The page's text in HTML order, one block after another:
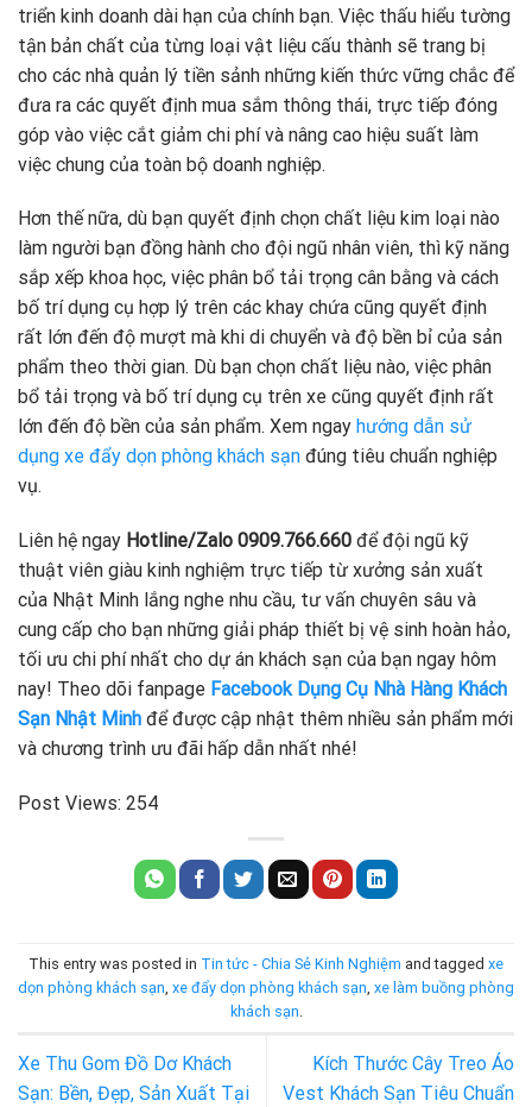
triển kinh doanh dài hạn của chính bạn. Việc thấu hiểu tường
tận bản chất của từng loại vật liệu cấu thành sẽ trang bị
cho các nhà quản lý tiền sảnh những kiến thức vững chắc để
đưa ra các quyết định mua sắm thông thái, trực tiếp đóng
góp vào việc cắt giảm chi phí và nâng cao hiệu suất làm
việc chung của toàn bộ doanh nghiệp.
Hơn thế nữa, dù bạn quyết định chọn chất liệu kim loại nào
làm người bạn đồng hành cho đội ngũ nhân viên, thì kỹ năng
sắp xếp khoa học, việc phân bổ tải trọng cân bằng và cách
bố trí dụng cụ hợp lý trên các khay chứa cũng quyết định
rất lớn đến độ mượt mà khi di chuyển và độ bền bỉ của sản
phẩm theo thời gian. Dù bạn chọn chất liệu nào, việc phân
bổ tải trọng và bố trí dụng cụ trên xe cũng quyết định rất
lớn đến độ bền của sản phẩm. Xem ngay hướng dẫn sử
dụng xe đẩy dọn phòng khách sạn đúng tiêu chuẩn nghiệp
vụ.
Liên hệ ngay Hotline/Zalo 0909.766.660 để đội ngũ kỹ
thuật viên giàu kinh nghiệm trực tiếp từ xưởng sản xuất
của Nhật Minh lắng nghe nhu cầu, tư vấn chuyên sâu và
cung cấp cho bạn những giải pháp thiết bị vệ sinh hoàn hảo,
tối ưu chi phí nhất cho dự án khách sạn của bạn ngay hôm
nay! Theo dõi fanpage Facebook Dụng Cụ Nhà Hàng Khách
Sạn Nhật Minh để được cập nhật thêm nhiều sản phẩm mới
và chương trình ưu đãi hấp dẫn nhất nhé!
Post Views: 254
This entry was posted in Tin tức - Chia Sẻ Kinh Nghiệm and tagged xe
dọn phòng khách sạn xe đẩy dọn phòng khách sạn xe làm buồng phòng
khách sạn
Xe Thu Gom Đồ Dơ Khách
Sạn: Bền, Đẹp, Sản Xuất Tại
Kích Thước Cây Treo Áo
Vest Khách Sạn Tiêu Chuẩn